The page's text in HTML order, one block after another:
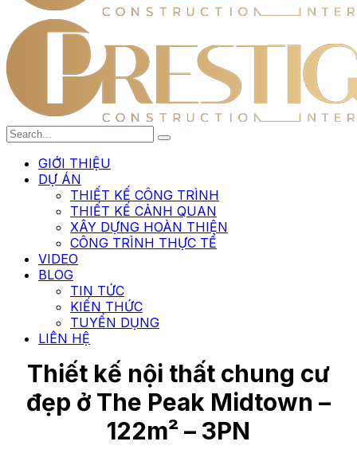
GIỚI THIỆU
DỰ ÁN
THIẾT KẾ CÔNG TRÌNH
THIẾT KẾ CẢNH QUAN
XÂY DỰNG HOÀN THIỆN
CÔNG TRÌNH THỰC TẾ
VIDEO
BLOG
TIN TỨC
KIẾN THỨC
TUYỂN DỤNG
LIÊN HỆ
Thiết kế nội thất chung cư
đẹp ở The Peak Midtown –
122m² – 3PN